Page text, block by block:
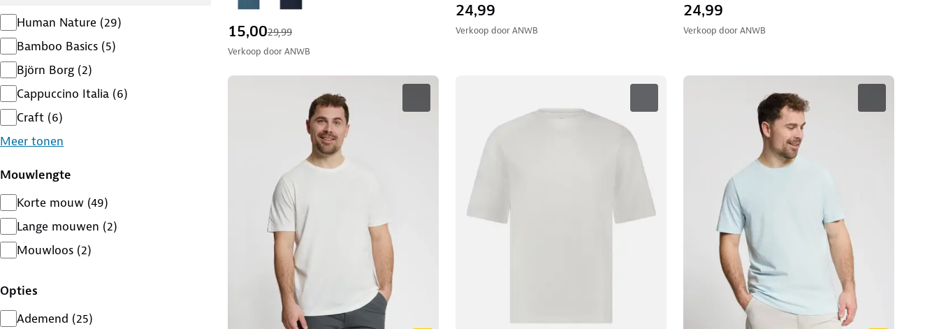
Human Nature (29)
Bamboo Basics (5)
Björn Borg (2)
Cappuccino Italia (6)
Craft (6)
Meer tonen
Mouwlengte
Korte mouw (49)
Lange mouwen (2)
Mouwloos (2)
Opties
Ademend (25)
15,0029,99
Verkoop doorANWB
24,99
Verkoop doorANWB
24,99
Verkoop doorANWB